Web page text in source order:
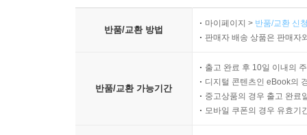
반품/교환 방법
마이페이지 > 반품/교환 신
판매자 배송 상품은 판매자
반품/교환 가능기간
출고 완료 후 10일 이내의
디지털 콘텐츠인 eBook의
중고상품의 경우 출고 완료
모바일 쿠폰의 경우 유효기